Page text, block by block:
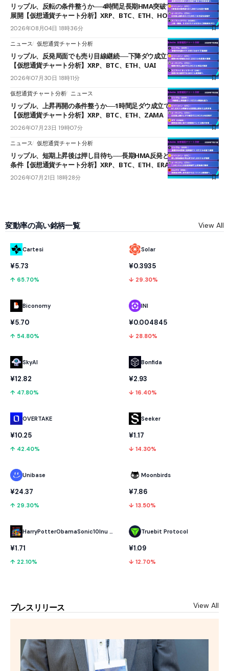
リップル、反転の条件整うか──4時間足長期HMA突破で雲下端を目指す
展開【仮想通貨チャート分析】XRP、BTC、ETH、HOME
2026年08月04日 18時36分
ニュース 仮想通貨チャート分析
リップル、反発局面でも売り目線継続──下降ダウ成立で下値追う展開
【仮想通貨チャート分析】XRP、BTC、ETH、UAI
2026年07月30日 18時11分
仮想通貨チャート分析 ニュース
リップル、上昇再開の条件整うか──1時間足ダウ成立で1.185ドルを狙う
【仮想通貨チャート分析】XRP、BTC、ETH、ZAMA
2026年07月23日 19時07分
ニュース 仮想通貨チャート分析
リップル、短期上昇後は押し目待ち──長期HMA反発と雲上抜けが買い
条件【仮想通貨チャート分析】XRP、BTC、ETH、ERA
2026年07月21日 18時28分
変動率の高い銘柄一覧 View All
Cartesi
¥5.73
↑ 65.70%
Biconomy
¥5.70
↑ 54.80%
SkyAI
¥12.82
↑ 47.80%
OVERTAKE
¥10.25
↑ 42.40%
Unibase
¥24.37
↑ 29.30%
HarryPotterObamaSonic10Inu (ETH)
¥1.71
↑ 22.10%
Solar
¥0.3935
↓ 29.30%
INI
¥0.004845
↓ 28.80%
Bonfida
¥2.93
↓ 16.40%
Seeker
¥1.17
↓ 14.30%
Moonbirds
¥7.86
↓ 13.50%
Truebit Protocol
¥1.09
↓ 12.70%
プレスリリース View All